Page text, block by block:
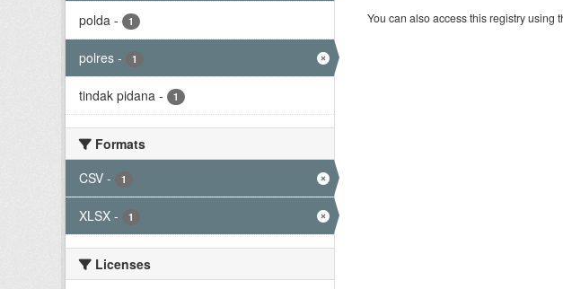
polda - 1
polres - 1
tindak pidana - 1
Formats
CSV - 1
XLSX - 1
Licenses
You can also access this registry using